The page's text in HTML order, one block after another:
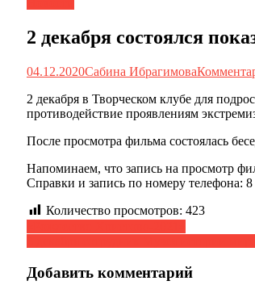
2 декабря состоялся
04.12.2020Сабина Ибрагимова
2 декабря в Творческом клубе для
противодействие проявлениям
После просмотра фильма состоялась
Напоминаем, что запись на просмотр
Справки и запись по номеру телефона:
Количество просмотров: 423
Навигация
по
записям
Добавить комментарий